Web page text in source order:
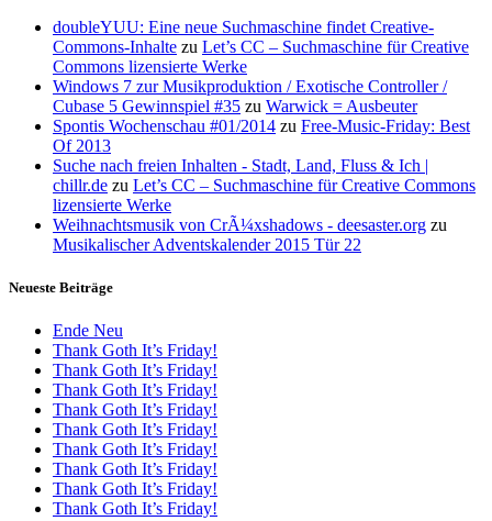
doubleYUU: Eine neue Suchmaschine findet Creative-
Commons-Inhalte zu Let’s CC – Suchmaschine für Creative
Commons lizensierte Werke
Windows 7 zur Musikproduktion / Exotische Controller /
Cubase 5 Gewinnspiel #35 zu Warwick = Ausbeuter
Spontis Wochenschau #01/2014 zu Free-Music-Friday: Best
Of 2013
Suche nach freien Inhalten - Stadt, Land, Fluss & Ich |
chillr.de zu Let’s CC – Suchmaschine für Creative Commons
lizensierte Werke
Weihnachtsmusik von CrÃ¼xshadows - deesaster.org zu
Musikalischer Adventskalender 2015 Tür 22
Neueste Beiträge
Ende Neu
Thank Goth It’s Friday!
Thank Goth It’s Friday!
Thank Goth It’s Friday!
Thank Goth It’s Friday!
Thank Goth It’s Friday!
Thank Goth It’s Friday!
Thank Goth It’s Friday!
Thank Goth It’s Friday!
Thank Goth It’s Friday!